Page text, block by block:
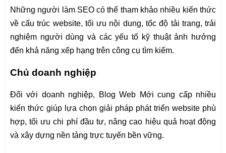
Những người làm SEO có thể tham khảo nhiều kiến thức
về cấu trúc website, tối ưu nội dung, tốc độ tải trang, trải
nghiệm người dùng và các yếu tố kỹ thuật ảnh hưởng
đến khả năng xếp hạng trên công cụ tìm kiếm.
Chủ doanh nghiệp
Đối với doanh nghiệp, Blog Web Mới cung cấp nhiều
kiến thức giúp lựa chọn giải pháp phát triển website phù
hợp, tối ưu chi phí đầu tư, nâng cao hiệu quả hoạt động
và xây dựng nền tảng trực tuyến bền vững.